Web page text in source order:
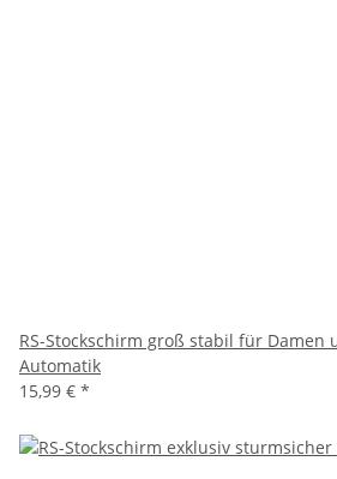
RS-Stockschirm groß stabil für Damen
Automatik
15,99 € *